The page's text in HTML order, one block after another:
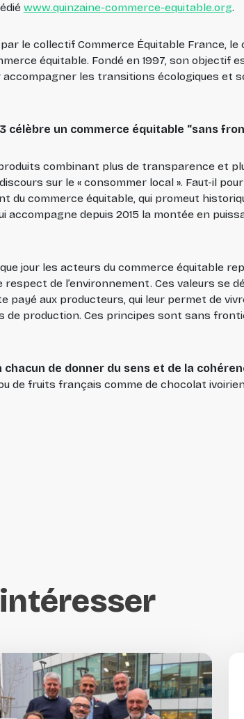
www.quinzaine-commerce-equitable.org.
le collectif Commerce Équitable France,
équitable. Fondé en 1997, son objectif
les transitions écologiques et
célèbre un commerce équitable “sans
combinant plus de transparence et
sur le « consommer local ». Faut-il
du commerce équitable, qui promeut
accompagne depuis 2015 la montée en
jour les acteurs du commerce équitable
de l’environnement. Ces valeurs se
aux producteurs, qui leur permet de
de production. Ces principes sont sans
de donner du sens et de la
ou de fruits français comme de chocolat
intéresser